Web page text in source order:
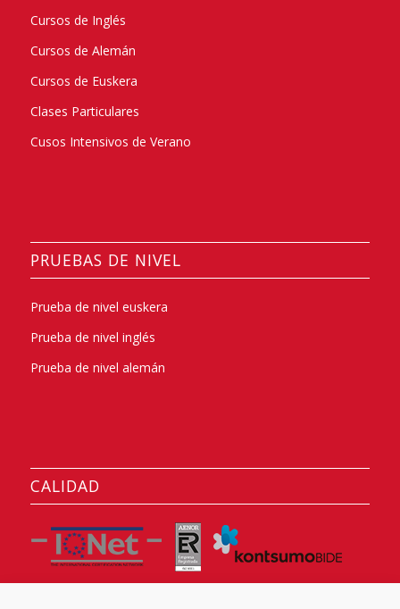
Cursos de Inglés
Cursos de Alemán
Cursos de Euskera
Clases Particulares
Cusos Intensivos de Verano
PRUEBAS DE NIVEL
Prueba de nivel euskera
Prueba de nivel inglés
Prueba de nivel alemán
CALIDAD